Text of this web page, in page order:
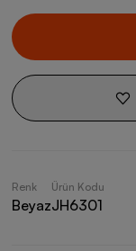
Renk
Beyaz
Ürün Kodu
JH6301